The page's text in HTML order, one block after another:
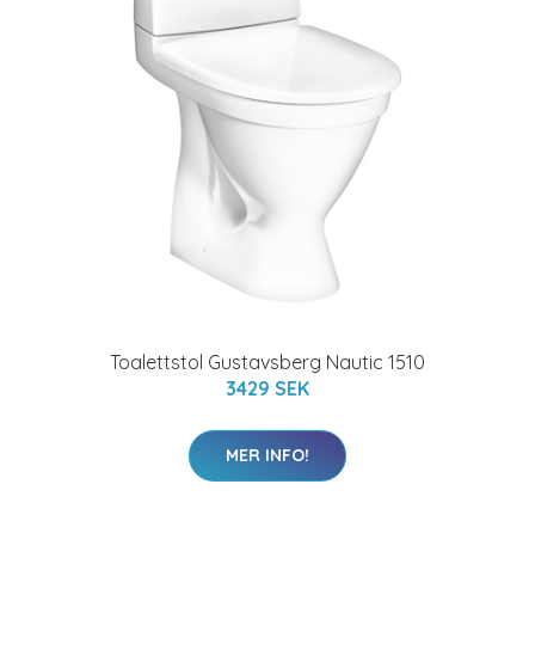
Toalettstol Gustavsberg Nautic 1510
3429 SEK
MER INFO!